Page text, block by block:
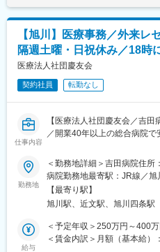
担当など多様なキャリアステ
伴いさらなるポジションが生
■企業の特徴/魅力
高齢化社会のニーズに応え、
実績を誇り、安定した基盤と
変更の範囲：会社の定める業
■勤務スケジュール例：
8：30～業務開始
9：00～送迎（塩釜市近隣）※
す。
11：15～休憩
12：00～昼休憩
13：00～支援業務
・資格取得支援制度あり、無
研修、介護福祉士など全額会
きます。
・社外への研修制度も充実し
■当社について：
の他固定手当内訳：処遇改善
当：12,700円～17,700円賃
考を通じて上下する可能性が
めた表記です。
【旭川】医療事務／外来
隔週土曜・日祝休み／18時
医療法人社団慶友会
契約社員 転勤なし
仕事内容
【医療法人社団慶友会／吉
／開業40年以上の総合病院で
■業務内容：
(1)入院、外来レセプト作成（
(2)医師、看護師の補助業務
等
■組織構成：約10名（40代2
フ）
勤務地
＜勤務地詳細＞吉田病院住所
病院勤務地最寄駅：JR線／旭
更の範囲：無
【最寄り駅】
旭川駅、近文駅、旭川四条駅
給与
＜予定年収＞250万円～400
＜賃金内訳＞月額（基本給）